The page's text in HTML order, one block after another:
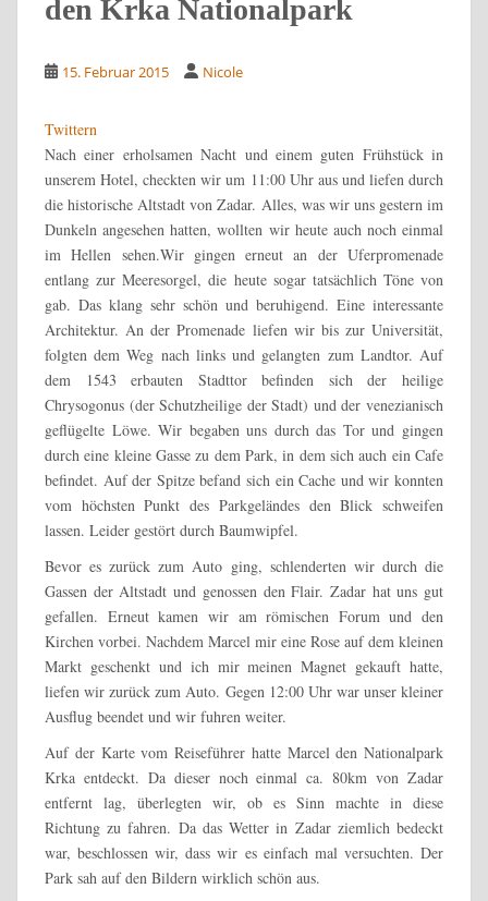
den Krka Nationalpark
15. Februar 2015 Nicole
Twittern
Nach einer erholsamen Nacht und einem guten Frühstück in
unserem Hotel, checkten wir um 11:00 Uhr aus und liefen durch
die historische Altstadt von Zadar. Alles, was wir uns gestern im
Dunkeln angesehen hatten, wollten wir heute auch noch einmal
im Hellen sehen.Wir gingen erneut an der Uferpromenade
entlang zur Meeresorgel, die heute sogar tatsächlich Töne von
gab. Das klang sehr schön und beruhigend. Eine interessante
Architektur. An der Promenade liefen wir bis zur Universität,
folgten dem Weg nach links und gelangten zum Landtor. Auf
dem 1543 erbauten Stadttor befinden sich der heilige
Chrysogonus (der Schutzheilige der Stadt) und der venezianisch
geflügelte Löwe. Wir begaben uns durch das Tor und gingen
durch eine kleine Gasse zu dem Park, in dem sich auch ein Cafe
befindet. Auf der Spitze befand sich ein Cache und wir konnten
vom höchsten Punkt des Parkgeländes den Blick schweifen
lassen. Leider gestört durch Baumwipfel.
Bevor es zurück zum Auto ging, schlenderten wir durch die
Gassen der Altstadt und genossen den Flair. Zadar hat uns gut
gefallen. Erneut kamen wir am römischen Forum und den
Kirchen vorbei. Nachdem Marcel mir eine Rose auf dem kleinen
Markt geschenkt und ich mir meinen Magnet gekauft hatte,
liefen wir zurück zum Auto. Gegen 12:00 Uhr war unser kleiner
Ausflug beendet und wir fuhren weiter.
Auf der Karte vom Reiseführer hatte Marcel den Nationalpark
Krka entdeckt. Da dieser noch einmal ca. 80km von Zadar
entfernt lag, überlegten wir, ob es Sinn machte in diese
Richtung zu fahren. Da das Wetter in Zadar ziemlich bedeckt
war, beschlossen wir, dass wir es einfach mal versuchten. Der
Park sah auf den Bildern wirklich schön aus.